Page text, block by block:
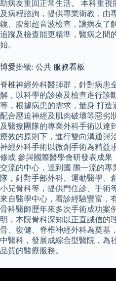
助病友重回正常生活。 本科重
及病程諮詢，提供專業衛教，由
鏡、腹部超音波檢查，讓病友了
追蹤及檢查能更精準，醫病之間
始。
博愛掛號: 公共 服務看板
脊椎神經外科醫師群，針對病患
解，以科學的診療及檢查進行診
等，根據病患的需求，量身 打
配合壓迫神經及肌肉破壞等惡劣
及醫療團隊的專業外科手術以達
療效的原則下，進行雙向溝通與
神經外科手術以微創手術為精益
修或 參與國際醫學會研發表成
交流的中心，達到國 際一流的專
隊，針對手部外科、運動醫學、
小兒骨科等，提供門住診、手術
來自醫學中心，看診經驗豐富，
骨科醫師歷年來多次手術成功案
明，本院骨科深知以正直誠信的
骨、復健、脊椎神經外科為奠基
中醫科，發展成綜合型醫院，為
品質的醫療服務。